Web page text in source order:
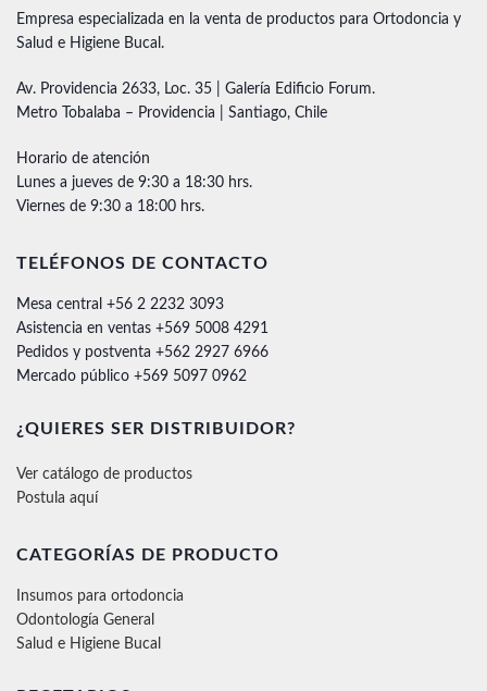
Empresa especializada en la venta de productos para Ortodoncia y
Salud e Higiene Bucal.
Av. Providencia 2633, Loc. 35 | Galería Edificio Forum.
Metro Tobalaba – Providencia | Santiago, Chile
Horario de atención
Lunes a jueves de 9:30 a 18:30 hrs.
Viernes de 9:30 a 18:00 hrs.
TELÉFONOS DE CONTACTO
Mesa central +56 2 2232 3093
Asistencia en ventas +569 5008 4291
Pedidos y postventa +562 2927 6966
Mercado público +569 5097 0962
¿QUIERES SER DISTRIBUIDOR?
Ver catálogo de productos
Postula aquí
CATEGORÍAS DE PRODUCTO
Insumos para ortodoncia
Odontología General
Salud e Higiene Bucal